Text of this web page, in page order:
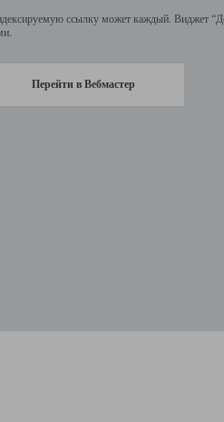
ссылку может каждый. Виджет
Перейти в Вебмастер